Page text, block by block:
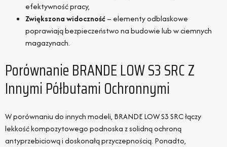
efektywność pracy,
Zwiększona widoczność– elementy odblaskowe
poprawiają bezpieczeństwo na budowie lub w ciemnych
magazynach.
Porównanie BRANDE LOW S3 SRC Z
Innymi Półbutami Ochronnymi
W porównaniu do innych modeli, BRANDE LOW S3 SRC łączy
lekkość kompozytowego podnoska z solidną ochroną
antyprzebiciową i doskonałą przyczepnością. Ponadto,